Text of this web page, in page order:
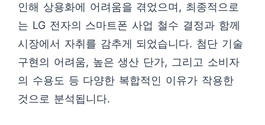
인해 상용화에 어려움을 겪었으며, 최종적으로
는 LG 전자의 스마트폰 사업 철수 결정과 함께
시장에서 자취를 감추게 되었습니다. 첨단 기술
구현의 어려움, 높은 생산 단가, 그리고 소비자
의 수용도 등 다양한 복합적인 이유가 작용한
것으로 분석됩니다.